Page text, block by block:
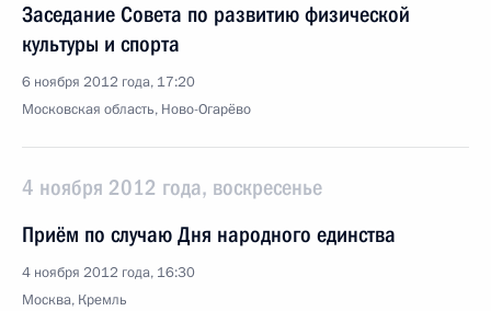
Заседание Совета по развитию физической
культуры и спорта
6 ноября 2012 года, 17:20
Московская область, Ново-Огарёво
4 ноября 2012 года, воскресенье
Приём по случаю Дня народного единства
4 ноября 2012 года, 16:30
Москва, Кремль